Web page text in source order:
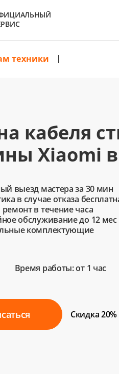
техники
кабеля
Xiaomi
выезд мастера за 30 мин
в случае отказа
в течение часа
обслуживание до 12 мес
комплектующие
Время работы: от 1 час
Скидка 20%